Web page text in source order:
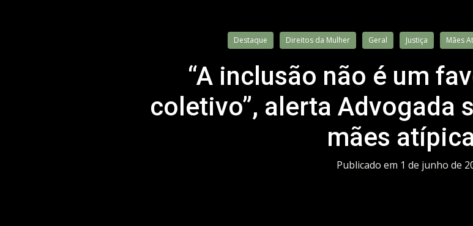
Destaque Direitos da Mulher Geral Justiça Mães
“A inclusão não é um
coletivo”, alerta Advogada
mães
Publicado em 1 de junho de